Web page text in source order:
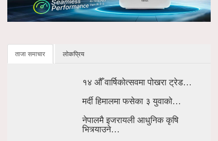
ताजा समाचार लोकप्रिय
१४ औँ वार्षिकोत्सवमा पोखरा ट्रेड…
मर्दी हिमालमा फसेका ३ युवाको…
नेपालमै इजरायली आधुनिक कृषि
भित्र्याउने…